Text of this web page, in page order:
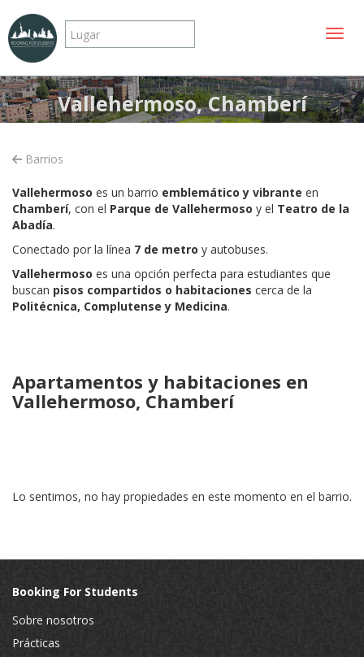
Vallehermoso, Chamberí
Barrios
Vallehermoso es un barrio emblemático y vibrante en
Chamberí, con el Parque de Vallehermoso y el Teatro de la
Abadía.
Conectado por la línea 7 de metro y autobuses.
Vallehermoso es una opción perfecta para estudiantes que
buscan pisos compartidos o habitaciones cerca de la
Politécnica, Complutense y Medicina.
Apartamentos y habitaciones en
Vallehermoso, Chamberí
Lo sentimos, no hay propiedades en este momento en el barrio.
Booking For Students
Sobre nosotros
Prácticas